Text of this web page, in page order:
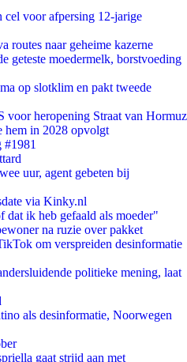
voor afpersing 12-jarige
routes naar geheime kazerne
geteste moedermelk, borstvoeding
op slotklim en pakt tweede
voor heropening Straat van Hormuz
hem in 2028 opvolgt
#1981
uur, agent gebeten bij
via Kinky.nl
ik heb gefaald als moeder"
na ruzie over pakket
om verspreiden desinformatie
politieke mening, laat
als desinformatie, Noorwegen
gaat strijd aan met